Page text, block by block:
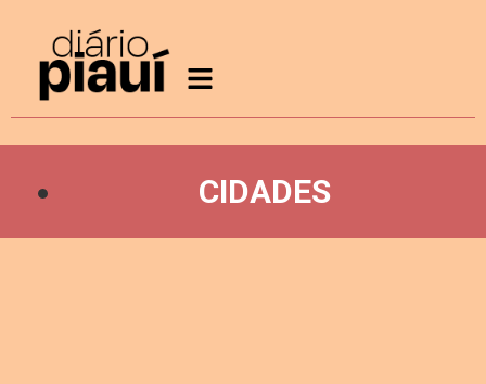
CIDADES